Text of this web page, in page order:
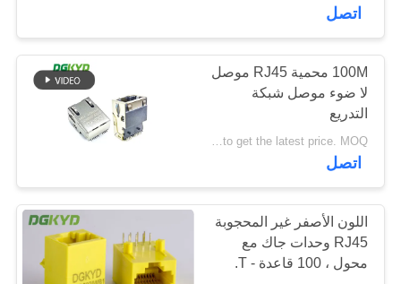
جولة
المعمل
مراقبة
الجودة
اتصل
متعددة الموصل
101
127
اتصل
100M محمية RJ45 موصل
لا ضوء موصل شبكة
التدريع
Please contact us to get the latest price. MOQ:تفاوض
اتصل
اللون الأصفر غير المحجوبة
RJ45 وحدات جاك مع
محول ، 100 قاعدة - T.